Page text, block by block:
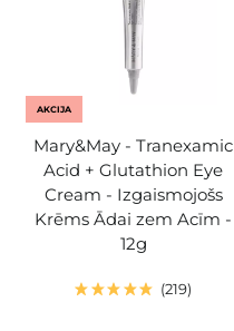
AKCIJA
Mary&May - Tranexamic
Acid + Glutathion Eye
Cream - Izgaismojošs
Krēms Ādai zem Acīm -
12g
219